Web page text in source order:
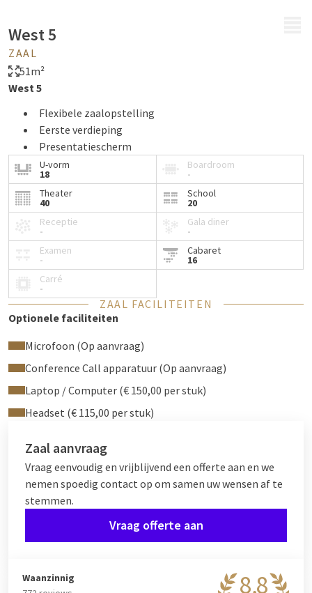
West 5
ZAAL
51m²
West 5
Flexibele zaalopstelling
Eerste verdieping
Presentatiescherm
U-vorm
18
Boardroom
-
Theater
40
School
20
Receptie
-
Gala diner
-
Examen
-
Cabaret
16
Carré
-
ZAAL FACILITEITEN
Optionele faciliteiten
Microfoon (Op aanvraag)
Conference Call apparatuur (Op aanvraag)
Laptop / Computer (€ 150,00 per stuk)
Headset (€ 115,00 per stuk)
Zaal aanvraag
Vraag eenvoudig en vrijblijvend een offerte aan en we
nemen spoedig contact op om samen uw wensen af te
stemmen.
Vraag offerte aan
8,8
Waanzinnig